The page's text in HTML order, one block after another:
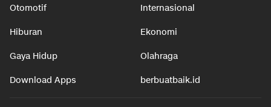
Otomotif Internasional
Hiburan Ekonomi
Gaya Hidup Olahraga
Download Apps berbuatbaik.id